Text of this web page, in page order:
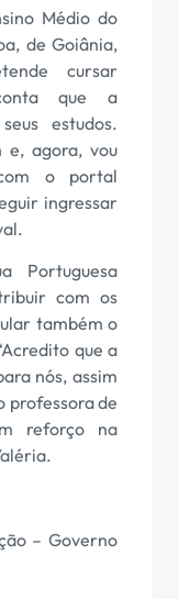
Médio do
de Goiânia,
cursar
que a
estudos.
e, agora, vou
o portal
ingressar
Portuguesa
com os
também o
que a
nós, assim
professora de
reforço na
– Governo